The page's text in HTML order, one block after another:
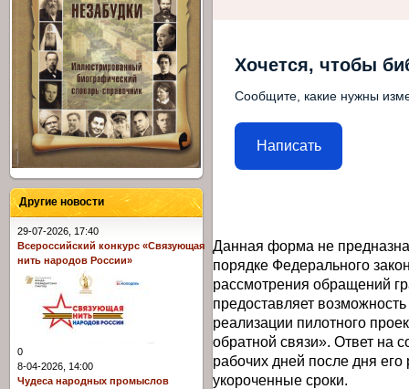
Хочется, чтобы
Сообщите, какие нужны
Написать
Данная форма не
порядке Федерального
рассмотрения обращений
предоставляет
реализации пилотного
обратной связи». Ответ на
рабочих дней после дня
укороченные сроки.
Другие новости
29-07-2026, 17:40
Всероссийский конкурс «Связующая
нить народов России»
0
8-04-2026, 14:00
Чудеса народных промыслов